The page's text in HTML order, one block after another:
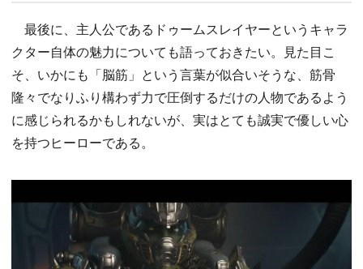
最後に、主人公であるドゥームスレイヤーというキャラ
クター自体の魅力についても語っておきたい。見た目こ
そ、いかにも「脳筋」という言葉が似合いそうな、筋骨
隆々でなりふり構わず力で圧倒するだけの人物であるよう
に感じられるかもしれないが、実はとても誠実で優しい心
を持つヒーローである。